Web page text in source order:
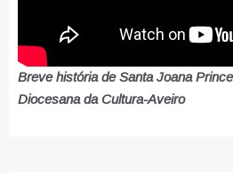
Breve história de Santa Joana
Diocesana da Cultura-Aveiro